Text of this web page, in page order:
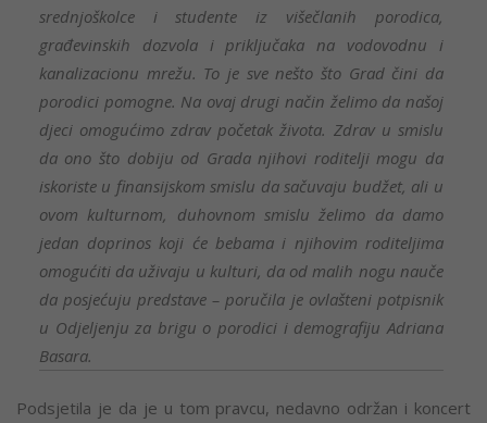
srednjoškolce i studente iz višečlanih porodica,
građevinskih dozvola i priključaka na vodovodnu i
kanalizacionu mrežu. To je sve nešto što Grad čini da
porodici pomogne. Na ovaj drugi način želimo da našoj
djeci omogućimo zdrav početak života. Zdrav u smislu
da ono što dobiju od Grada njihovi roditelji mogu da
iskoriste u finansijskom smislu da sačuvaju budžet, ali u
ovom kulturnom, duhovnom smislu želimo da damo
jedan doprinos koji će bebama i njihovim roditeljima
omogućiti da uživaju u kulturi, da od malih nogu nauče
da posjećuju predstave – poručila je ovlašteni potpisnik
u Odjeljenju za brigu o porodici i demografiju Adriana
Basara.
Podsjetila je da je u tom pravcu, nedavno održan i koncert